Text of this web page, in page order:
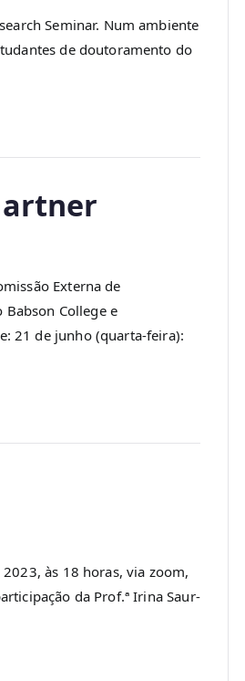
Seminar. Num ambiente
de doutoramento do
Externa de
College e
21 de junho (quarta-feira):
às 18 horas, via zoom,
da Prof.ª Irina Saur-